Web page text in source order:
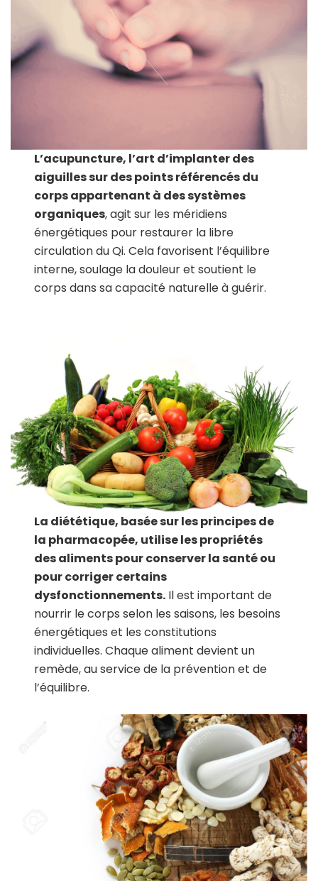
L’acupuncture, l’art d’implanter des
aiguilles sur des points référencés du
corps appartenant à des systèmes
organiques, agit sur les méridiens
énergétiques pour restaurer la libre
circulation du Qi. Cela favorisent l’équilibre
interne, soulage la douleur et soutient le
corps dans sa capacité naturelle à guérir.
La diététique, basée sur les principes de
la pharmacopée, utilise les propriétés
des aliments pour conserver la santé ou
pour corriger certains
dysfonctionnements. Il est important de
nourrir le corps selon les saisons, les besoins
énergétiques et les constitutions
individuelles. Chaque aliment devient un
remède, au service de la prévention et de
l’équilibre.